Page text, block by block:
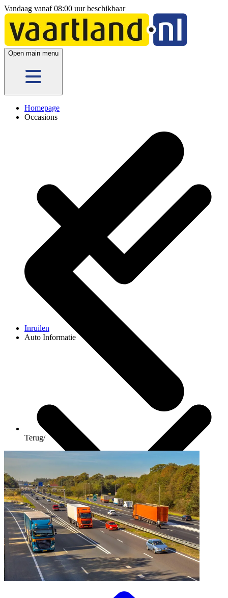
Vandaag vanaf 08:00 uur beschikbaar
Open main menu
Homepage
Occasions
Inruilen
Auto Informatie
Auto Diensten
Terug/